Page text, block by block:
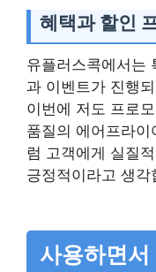
혜택과 할인
유플러스콕에서는
과 이벤트가 진행
이번에 저도 프로
품질의 에어프라
럼 고객에게 실질
긍정적이라고 생각
사용하면